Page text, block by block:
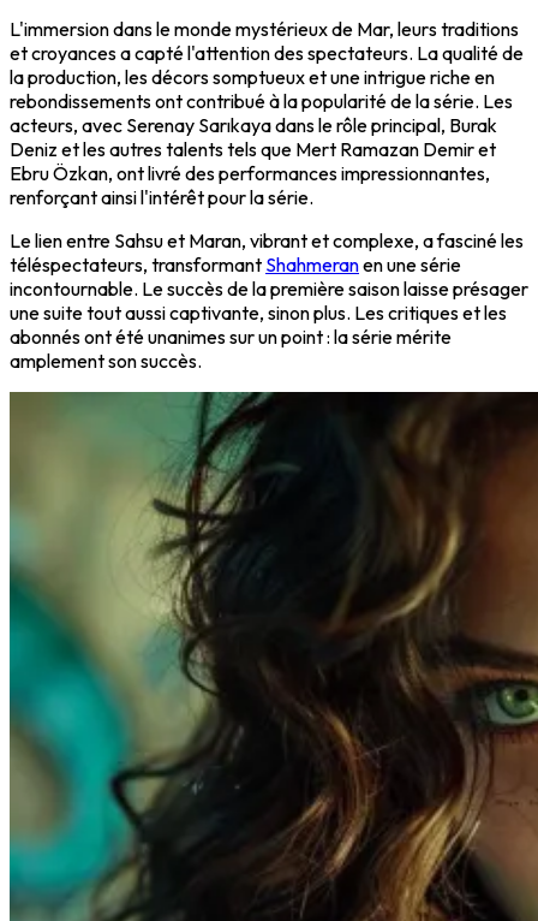
L'immersion dans le monde mystérieux de Mar, leurs traditions
et croyances a capté l'attention des spectateurs. La qualité de
la production, les décors somptueux et une intrigue riche en
rebondissements ont contribué à la popularité de la série. Les
acteurs, avec Serenay Sarıkaya dans le rôle principal, Burak
Deniz et les autres talents tels que Mert Ramazan Demir et
Ebru Özkan, ont livré des performances impressionnantes,
renforçant ainsi l'intérêt pour la série.
Le lien entre Sahsu et Maran, vibrant et complexe, a fasciné les
téléspectateurs, transformant Shahmeranen une série
incontournable. Le succès de la première saison laisse présager
une suite tout aussi captivante, sinon plus. Les critiques et les
abonnés ont été unanimes sur un point : la série mérite
amplement son succès.